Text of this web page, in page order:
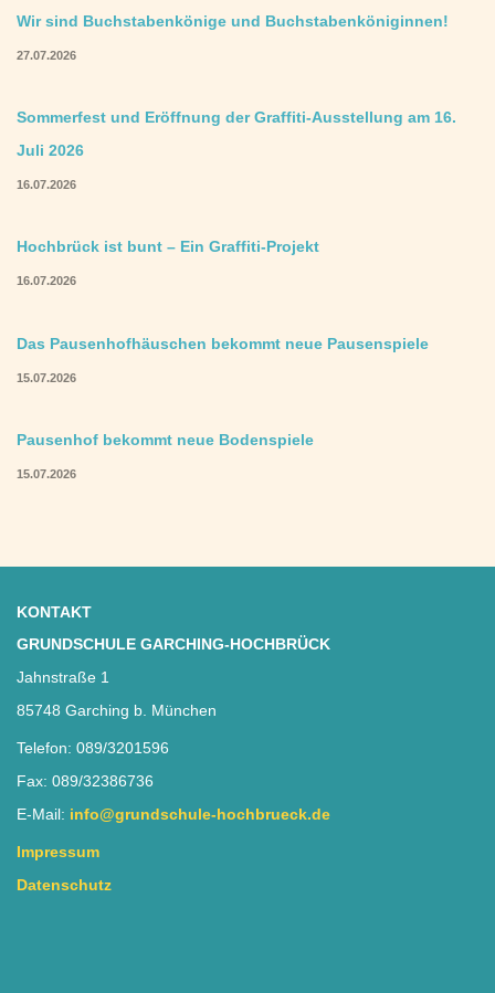
Wir sind Buchstabenkönige und Buchstabenköniginnen!
27.07.2026
Sommerfest und Eröffnung der Graffiti-Ausstellung am 16.
Juli 2026
16.07.2026
Hochbrück ist bunt – Ein Graffiti-Projekt
16.07.2026
Das Pausenhofhäuschen bekommt neue Pausenspiele
15.07.2026
Pausenhof bekommt neue Bodenspiele
15.07.2026
KONTAKT
GRUNDSCHULE GARCHING-HOCHBRÜCK
Jahnstraße 1
85748 Garching b. München
Telefon: 089/3201596
Fax: 089/32386736
E-Mail: info@grundschule-hochbrueck.de
Impressum
Datenschutz